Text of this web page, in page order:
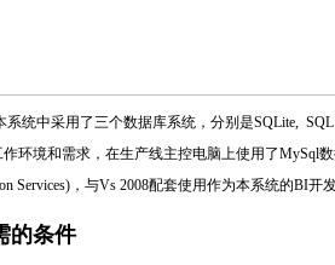
统中采用了三个数据库系统，分别是SQLite,
环境和需求，在生产线主控电脑上使用了MySql
Services)，与Vs 2008配套使用作为本系统的BI开
的条件